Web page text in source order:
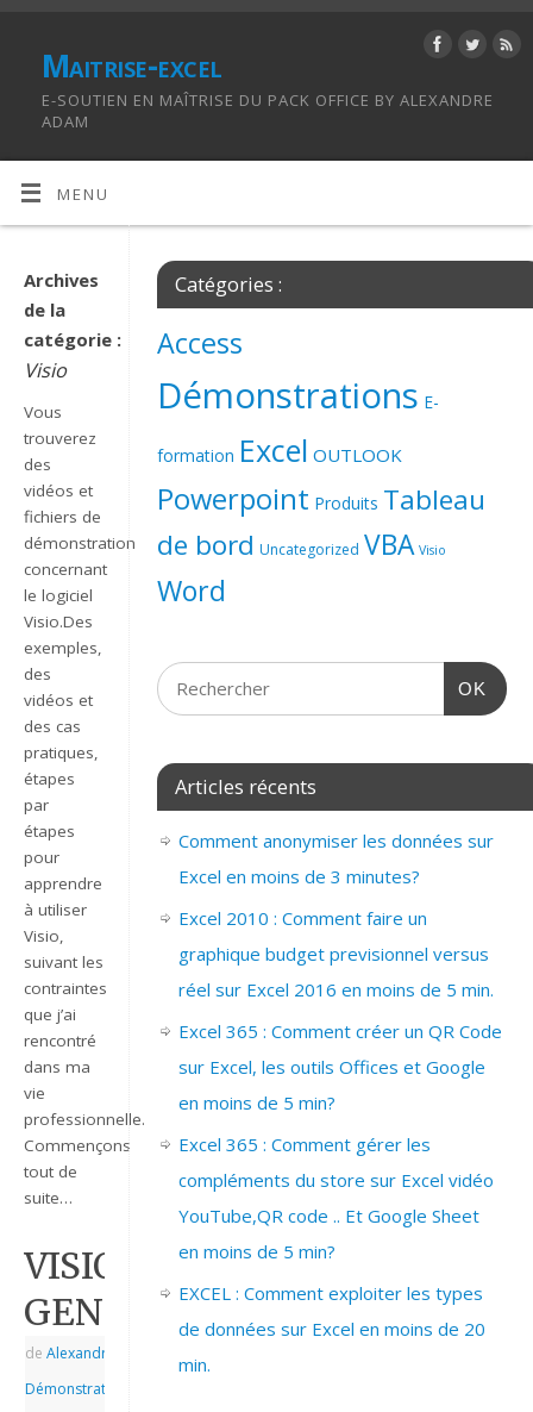
Maitrise-excel
E-SOUTIEN EN MAÎTRISE DU PACK OFFICE BY ALEXANDRE
ADAM
MENU
Archives
de la
catégorie :
Visio
Vous
trouverez
des
vidéos et
fichiers de
démonstration
concernant
le logiciel
Visio.Des
exemples,
des
vidéos et
des cas
pratiques,
étapes
par
étapes
pour
apprendre
à utiliser
Visio,
suivant les
contraintes
que j’ai
rencontré
dans ma
vie
professionnelle.
Commençons
tout de
suite…
VISIO_2007_PRESENTATION
GENERALE
deAlexandre
Démonstrations
Catégories :
Access
Démonstrations E-
formation Excel OUTLOOK
Powerpoint Produits Tableau
de bord Uncategorized VBA Visio
Word
OK
Articles récents
Comment anonymiser les données sur
Excel en moins de 3 minutes?
Excel 2010 : Comment faire un
graphique budget previsionnel versus
réel sur Excel 2016 en moins de 5 min.
Excel 365 : Comment créer un QR Code
sur Excel, les outils Offices et Google
en moins de 5 min?
Excel 365 : Comment gérer les
compléments du store sur Excel vidéo
YouTube,QR code .. Et Google Sheet
en moins de 5 min?
EXCEL : Comment exploiter les types
de données sur Excel en moins de 20
min.